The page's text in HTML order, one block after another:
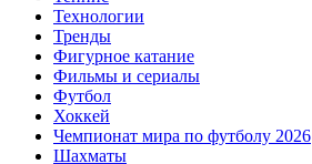
Технологии
Тренды
Фигурное катание
Фильмы и сериалы
Футбол
Хоккей
Чемпионат мира по футболу 2026
Шахматы